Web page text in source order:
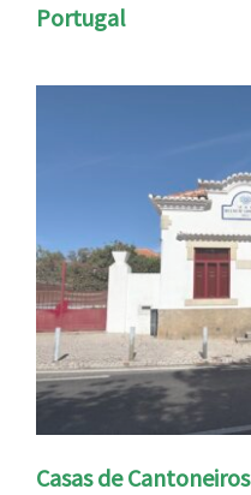
Portugal
Casas de Cantoneiros